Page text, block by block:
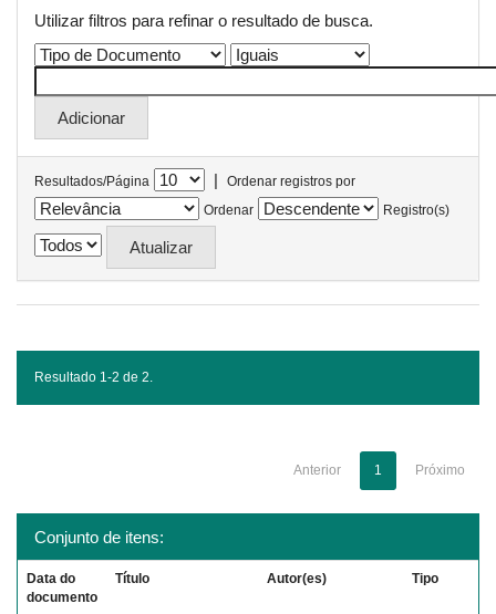
Utilizar filtros para refinar o resultado de busca.
Resultados/Página |
Ordenar registros por
Ordenar
Registro(s)
Resultado 1-2 de 2.
Anterior 1 Próximo
Conjunto de itens:
Data do
documento
Título Autor(es) Tipo